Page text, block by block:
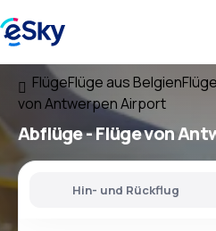
FlügeFlüge aus Belgien
von Antwerpen Airport
Abflüge - Flüge von
Hin- und Rückflug